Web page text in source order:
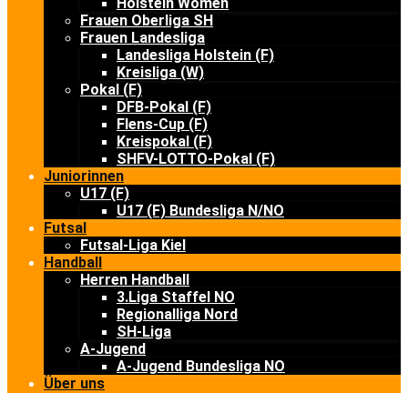
Frauen Oberliga SH
Frauen Landesliga
Landesliga Holstein (F)
Kreisliga (W)
Pokal (F)
DFB-Pokal (F)
Flens-Cup (F)
Kreispokal (F)
SHFV-LOTTO-Pokal (F)
Juniorinnen
U17 (F)
U17 (F) Bundesliga N/NO
Futsal
Futsal-Liga Kiel
Handball
Herren Handball
3.Liga Staffel NO
Regionalliga Nord
SH-Liga
A-Jugend
A-Jugend Bundesliga NO
Über uns